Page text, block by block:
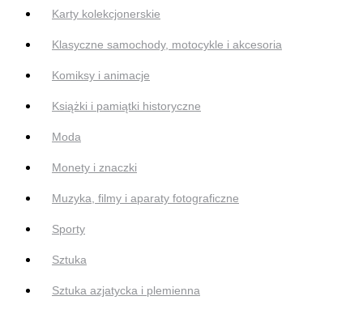
Karty kolekcjonerskie
Klasyczne samochody, motocykle i akcesoria
Komiksy i animacje
Książki i pamiątki historyczne
Moda
Monety i znaczki
Muzyka, filmy i aparaty fotograficzne
Sporty
Sztuka
Sztuka azjatycka i plemienna